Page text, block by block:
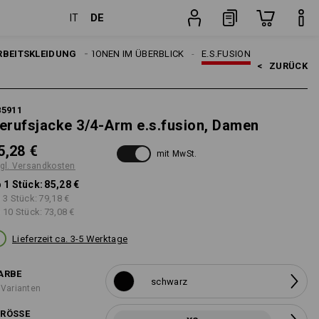
IT DE
E.S.FUSION
E.S. KOLLEKTIONEN IM ÜBERBLICK
< ZURÜCK
3/4-Arm e.s.fusion, Damen
€
Versandkosten
mit MwSt.
1 Stück: 85,28 €
3 Stück: 79,18 €
10 Stück: 73,08 €
Lieferzeit ca. 3-5 Werktage
schwarz